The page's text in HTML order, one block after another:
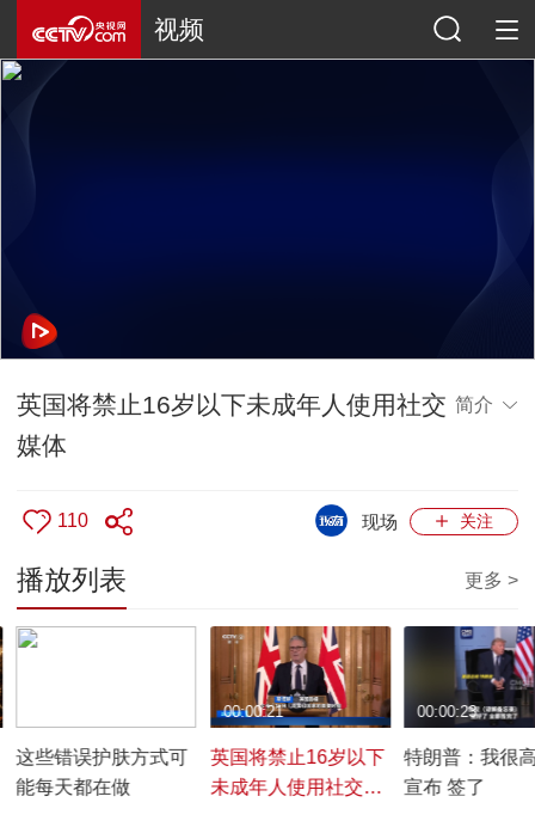
视频
英国将禁止16岁以下未成年人使用社交
媒体
简介
110 关注
现场
播放列表 更多 >
这些错误护肤方式可
能每天都在做
英国将禁止16岁以下
未成年人使用社交媒
00:00:21
特朗普：我很
宣布 签了
00:00:23